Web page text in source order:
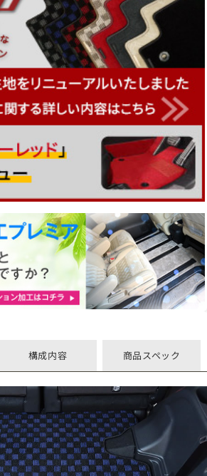
構成内容 商品スペック